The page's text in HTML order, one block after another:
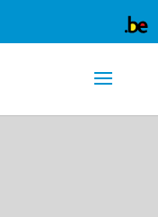
van onze
onze diensten,